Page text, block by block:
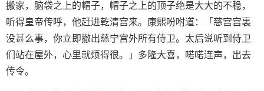
搬家，脑袋之上的帽子，帽子之上的顶子绝是大大的不稳，
听得皇帝传呼，他赶进乾清宫来。康熙吩咐道：「慈宫宫裏
没甚么事，你立即撤出慈宁宫外所有侍卫。太后说听到侍卫
们站在屋外，心里就烦得很。」多隆大喜，喏喏连声，出去
传令。